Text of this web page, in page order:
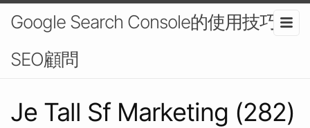
Google Search Console的使用技巧-
SEO顧問
Je Tall Sf Marketing (282)